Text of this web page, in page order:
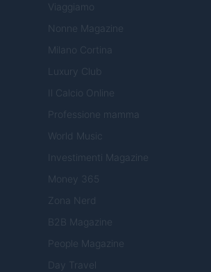
Viaggiamo
Nonne Magazine
Milano Cortina
Luxury Club
Il Calcio Online
Professione mamma
World Music
Investimenti Magazine
Money 365
Zona Nerd
B2B Magazine
People Magazine
Day Travel